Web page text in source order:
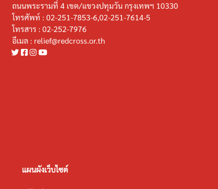
ถนนพระรามที่ 4 เขต/แขวงปทุมวัน กรุงเทพฯ 10330
โทรศัพท์ : 02-251-7853-6,02-251-7614-5
โทรสาร : 02-252-7976
อีเมล : relief@redcross.or.th
แผนผังเว็บไซต์